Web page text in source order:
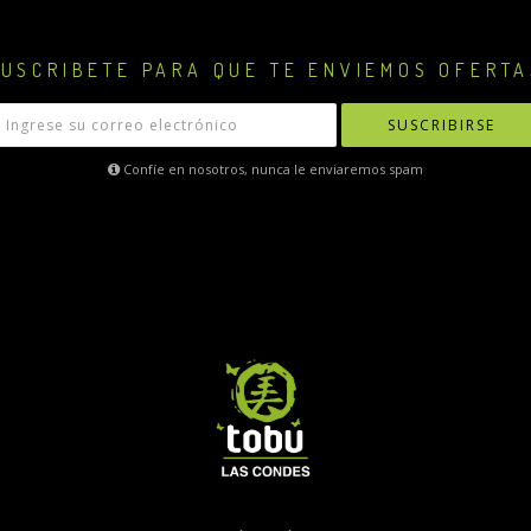
PARA QUE TE ENVIEMOS
SUSCRIBIRSE
Confíe en nosotros, nunca le enviaremos spam